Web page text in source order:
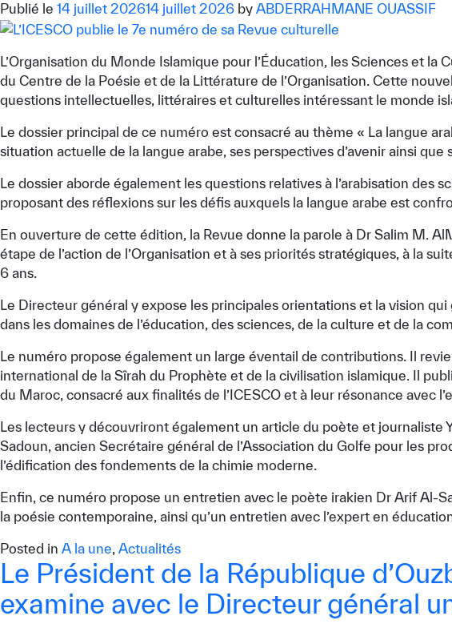
Extremely
Publié le 14 juillet 202614 juillet 2026 by ABDERRAHMANE OUASSIF
L’Organisation du Monde Islamique pour l’Éducation, les Sciences et
du Centre de la Poésie et de la Littérature de l’Organisation. Cette
questions intellectuelles, littéraires et culturelles intéressant le monde
Le dossier principal de ce numéro est consacré au thème « La langue
situation actuelle de la langue arabe, ses perspectives d’avenir ainsi
Le dossier aborde également les questions relatives à l’arabisation
proposant des réflexions sur les défis auxquels la langue arabe est
En ouverture de cette édition, la Revue donne la parole à Dr Salim M.
étape de l’action de l’Organisation et à ses priorités stratégiques, à la
6 ans.
Le Directeur général y expose les principales orientations et la vision
dans les domaines de l’éducation, des sciences, de la culture et de la
Le numéro propose également un large éventail de contributions. Il
international de la Sîrah du Prophète et de la civilisation islamique. Il
du Maroc, consacré aux finalités de l’ICESCO et à leur résonance avec
Les lecteurs y découvriront également un article du poète et journaliste
Sadoun, ancien Secrétaire général de l’Association du Golfe pour les
l’édification des fondements de la chimie moderne.
Enfin, ce numéro propose un entretien avec le poète irakien Dr Arif Al-
la poésie contemporaine, ainsi qu’un entretien avec l’expert en
Posted in A la une, Actualités
Le Président de la République
examine avec le Directeur général